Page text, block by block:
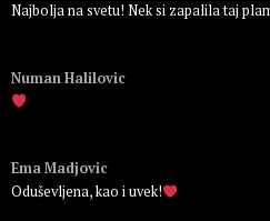
Najbolja na svetu! Nek si zapalila taj
Numan Halilovic
Ema Madjovic
Oduševljena, kao i uvek!